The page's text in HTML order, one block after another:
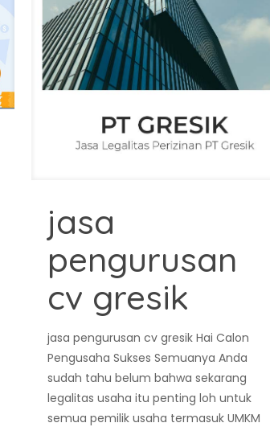
jasa
pengurusan
cv gresik
jasa pengurusan cv gresik Hai Calon
Pengusaha Sukses Semuanya Anda
sudah tahu belum bahwa sekarang
legalitas usaha itu penting loh untuk
semua pemilik usaha termasuk UMKM